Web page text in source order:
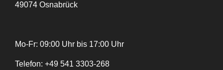
49074 Osnabrück
Mo-Fr: 09:00 Uhr bis 17:00 Uhr
Telefon: +49 541 3303-268